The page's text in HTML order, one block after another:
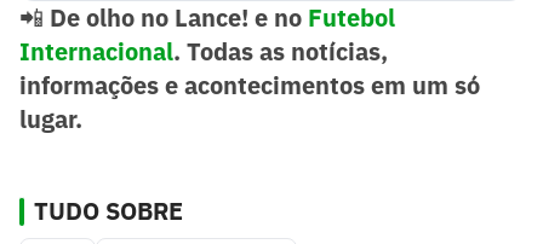
📲 De olho no Lance! e no Futebol
Internacional. Todas as notícias,
informações e acontecimentos em um só
lugar.
TUDO SOBRE